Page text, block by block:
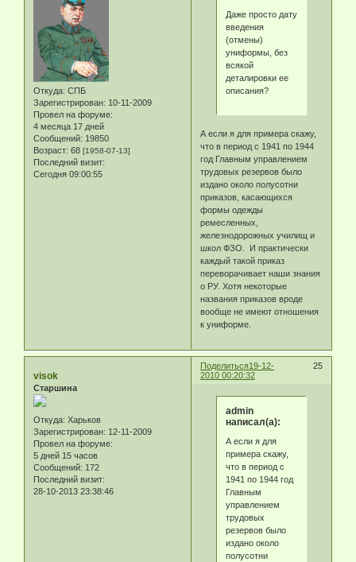
Откуда: СПБ
Зарегистрирован: 10-11-2009
Провел на форуме:
4 месяца 17 дней
Сообщений: 19850
Возраст: 68 [1958-07-13]
Последний визит:
Сегодня 09:00:55
Даже просто дату
введения
(отмены)
униформы, без
всякой
деталировки ее
описания?
А если я для примера скажу,
что в период с 1941 по 1944
год Главным управлением
трудовых резервов было
издано около полусотни
приказов, касающихся
формы одежды
ремесленных,
железнодорожных училищ и
школ ФЗО. И практически
каждый такой приказ
переворачивает наши знания
о РУ. Хотя некоторые
названия приказов вроде
вообще не имеют отношения
к униформе.
Поделиться 25
19-12-
2010 00:20:32
visok
Старшина
Откуда: Харьков
Зарегистрирован: 12-11-2009
Провел на форуме:
5 дней 15 часов
Сообщений: 172
Последний визит:
28-10-2013 23:38:46
admin
написал(а):
А если я для
примера скажу,
что в период с
1941 по 1944 год
Главным
управлением
трудовых
резервов было
издано около
полусотни